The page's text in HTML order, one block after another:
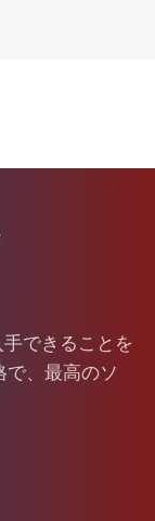
できることを
で、最高のソ